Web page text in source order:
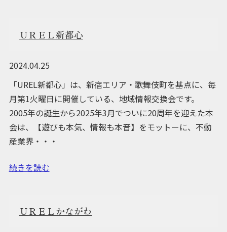
ＵＲＥＬ新都心
2024.04.25
「UREL新都心」は、新宿エリア・歌舞伎町を基点に、毎
月第1火曜日に開催している、地域情報交換会です。
2005年の誕生から2025年3月でついに20周年を迎えた本
会は、【遊びも本気、情報も本音】をモットーに、不動
産業界・・・
続きを読む
ＵＲＥＬかながわ